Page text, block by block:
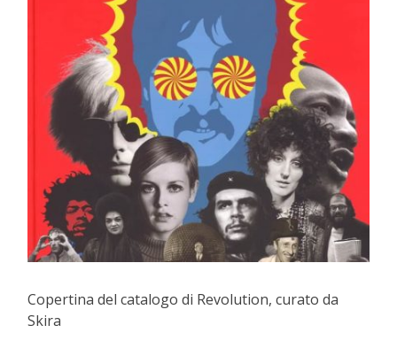
Copertina del catalogo di Revolution, curato da
Skira